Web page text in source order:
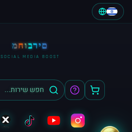
מחוברים
SOCIAL MEDIA BOOST